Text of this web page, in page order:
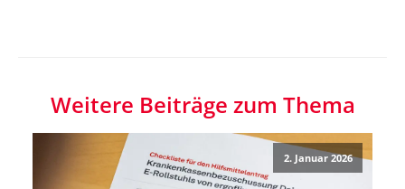
Weitere Beiträge zum Thema
2. Januar 2026